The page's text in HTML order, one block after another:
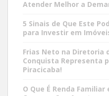
Atender Melhor a
5 Sinais de Que Este
para Investir em
Frias Neto na Diretoria
Conquista Representa
Piracicaba!
O Que É Renda Familiar